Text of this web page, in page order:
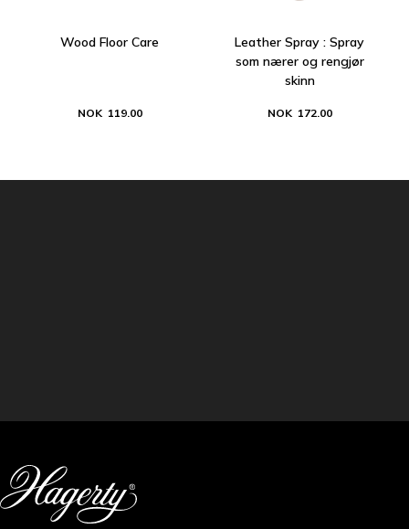
Wood Floor Care
NOK 119.00
Leather Spray : Spray
som nærer og rengjør
skinn
NOK 172.00